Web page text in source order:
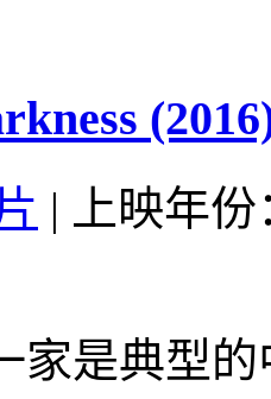
|
上映年
家是典型